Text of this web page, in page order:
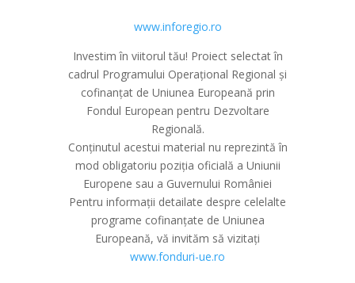
www.inforegio.ro
Investim în viitorul tău! Proiect selectat în
cadrul Programului Operațional Regional și
cofinanțat de Uniunea Europeană prin
Fondul European pentru Dezvoltare
Regională.
Conținutul acestui material nu reprezintă în
mod obligatoriu poziția oficială a Uniunii
Europene sau a Guvernului României
Pentru informații detailate despre celelalte
programe cofinanțate de Uniunea
Europeană, vă invităm să vizitați
www.fonduri-ue.ro